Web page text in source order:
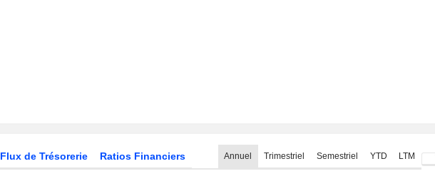
Flux de Trésorerie Ratios Financiers Annuel Trimestriel Semestriel YTD LTM